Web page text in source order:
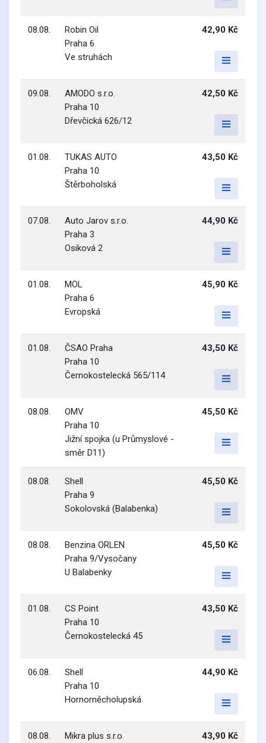
08.08.
Robin Oil
Praha 6
Ve struhách
42,90 Kč
09.08.
AMODO s.r.o.
Praha 10
Dřevčická 626/12
42,50 Kč
01.08.
TUKAS AUTO
Praha 10
Štěrboholská
43,50 Kč
07.08.
Auto Jarov s.r.o.
Praha 3
Osiková 2
44,90 Kč
01.08.
MOL
Praha 6
Evropská
45,90 Kč
01.08.
ČSAO Praha
Praha 10
Černokostelecká 565/114
43,50 Kč
08.08.
OMV
Praha 10
Jižní spojka (u Průmyslové -
směr D11)
45,50 Kč
08.08.
Shell
Praha 9
Sokolovská (Balabenka)
45,50 Kč
08.08.
Benzina ORLEN
Praha 9/Vysočany
U Balabenky
45,50 Kč
01.08.
CS Point
Praha 10
Černokostelecká 45
43,50 Kč
06.08.
Shell
Praha 10
Hornoměcholupská
44,90 Kč
08.08.
Mikra plus s.r.o.
43,90 Kč